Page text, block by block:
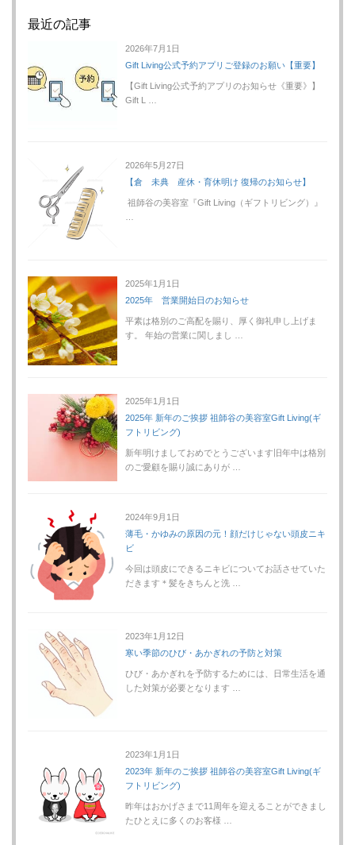
最近の記事
2026年7月1日
Gift Living公式予約アプリご登録のお願い【重要】
【Gift Living公式予約アプリのお知らせ《重要》】
Gift L …
2026年5月27日
【倉 未典 産休・育休明け 復帰のお知らせ】
祖師谷の美容室『Gift Living（ギフトリビング）』
2025年1月1日
2025年 営業開始日のお知らせ
平素は格別のご高配を賜り、厚く御礼申し上げま
す。 年始の営業に関しまし …
2025年1月1日
2025年 新年のご挨拶 祖師谷の美容室Gift Living(ギ
フトリビング)
新年明けましておめでとうございます旧年中は格別
のご愛顧を賜り誠にありが …
2024年9月1日
薄毛・かゆみの原因の元！顔だけじゃない頭皮ニキ
ビ
今回は頭皮にできるニキビについてお話させていた
だきます＊髪をきちんと洗 …
2023年1月12日
寒い季節のひび・あかぎれの予防と対策
ひび・あかぎれを予防するためには、日常生活を通
した対策が必要となります …
2023年1月1日
2023年 新年のご挨拶 祖師谷の美容室Gift Living(ギ
フトリビング)
昨年はおかげさまで11周年を迎えることができまし
たひとえに多くのお客様 …